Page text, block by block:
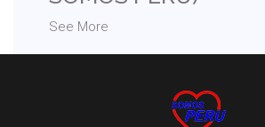
See More